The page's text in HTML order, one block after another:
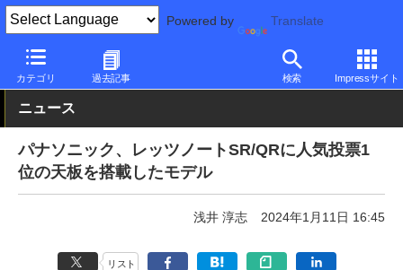
Powered by Translate
カテゴリ 過去記事 検索 Impressサイト
PC Watch パソコン/タブレット/スマートフォン ノートパソコン
ニュース
パナソニック、レッツノートSR/QRに人気投票1
位の天板を搭載したモデル
浅井 淳志 2024年1月11日 16:45
リスト